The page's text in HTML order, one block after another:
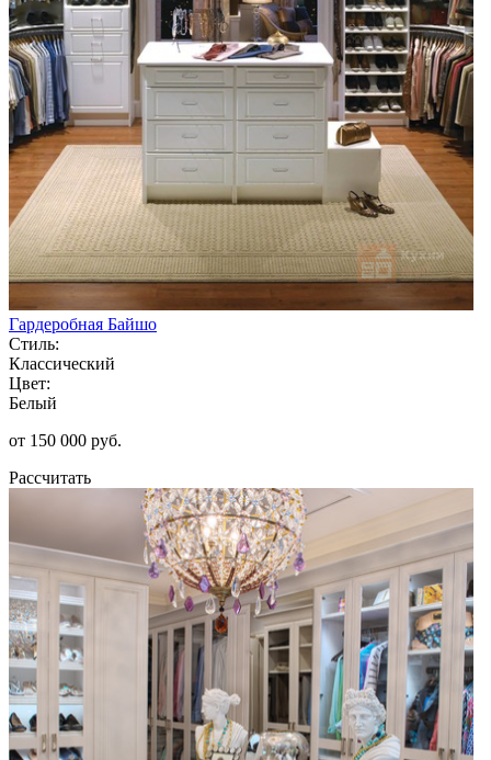
Гардеробная Байшо
Стиль:
Классический
Цвет:
Белый
от 150 000 руб.
Рассчитать